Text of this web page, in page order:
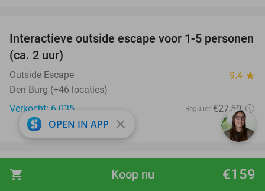
shopping_cart €159
Koop nu
27%
Interactieve outside escape voor 1-5 personen
(ca. 2 uur)
Outside Escape 9.4 star
Den Burg (+46 locaties)
Verkocht: 6.035
Regulier €27,50
€19,95
32%
favorite_border
Entree Wunderland Kalkar + onbeperkt friet,
OPEN IN APP close